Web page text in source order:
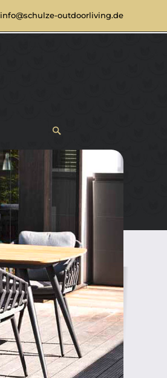
info@schulze-outdoorliving.de